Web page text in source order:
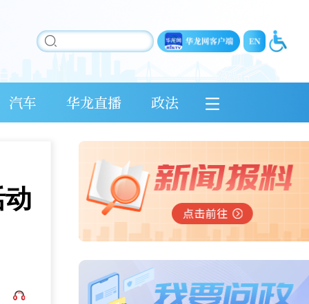
汽车 华龙直播 政法